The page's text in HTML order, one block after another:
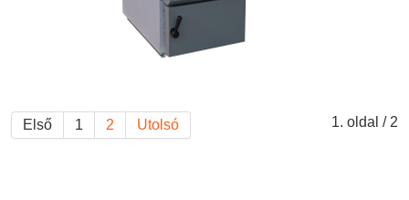
1. oldal / 2
Első 1 2 Utolsó